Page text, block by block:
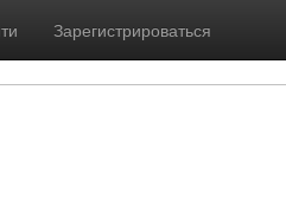
Зарегистрироваться